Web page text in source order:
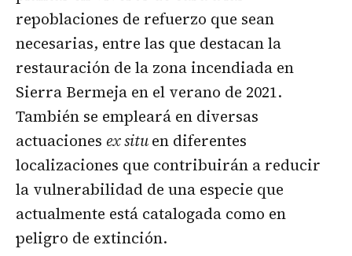
repoblaciones de refuerzo que sean
necesarias, entre las que destacan la
restauración de la zona incendiada en
Sierra Bermeja en el verano de 2021.
También se empleará en diversas
actuaciones ex situen diferentes
localizaciones que contribuirán a reducir
la vulnerabilidad de una especie que
actualmente está catalogada como en
peligro de extinción.